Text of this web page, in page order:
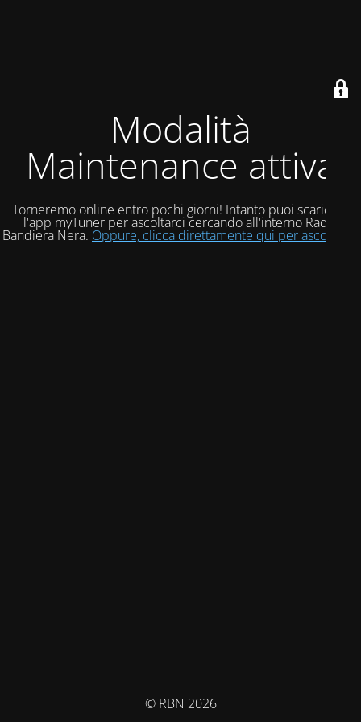
Modalità
Maintenance attiva
Torneremo online entro pochi giorni! Intanto puoi scaricare
l'app myTuner per ascoltarci cercando all'interno Radio
Bandiera Nera. Oppure, clicca direttamente qui per ascoltarci!
© RBN 2026